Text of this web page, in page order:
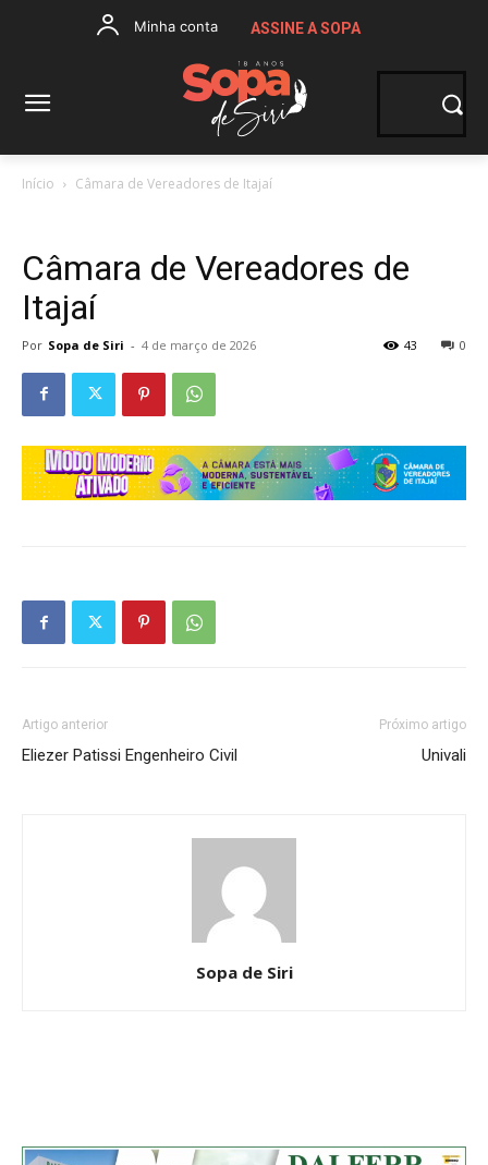
Minha conta ASSINE A SOPA
Início Câmara de Vereadores de Itajaí
Câmara de Vereadores de
Itajaí
Por Sopa de Siri - 4 de março de 2026 0
43
Artigo anterior
Eliezer Patissi Engenheiro Civil
Próximo artigo
Univali
Sopa de Siri